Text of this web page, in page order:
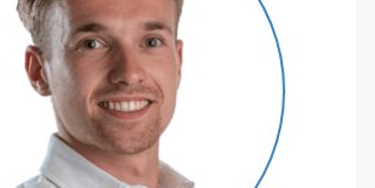
zich als een kwalitatief zeer
Eigenaren van een
PMBV en betalen hiervoor contributie
De vereniging zorgt